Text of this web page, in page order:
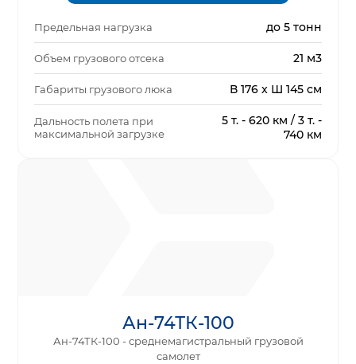
Предельная нагрузка до 5 тонн
Объем грузового отсека 21 м3
Габариты грузового люка В 176 x Ш 145 см
Дальность полета при
максимальной загрузке
5 т. - 620 км / 3 т. -
740 км
Ан-74ТК-100
Ан-74ТК-100 - среднемагистральный грузовой
самолет